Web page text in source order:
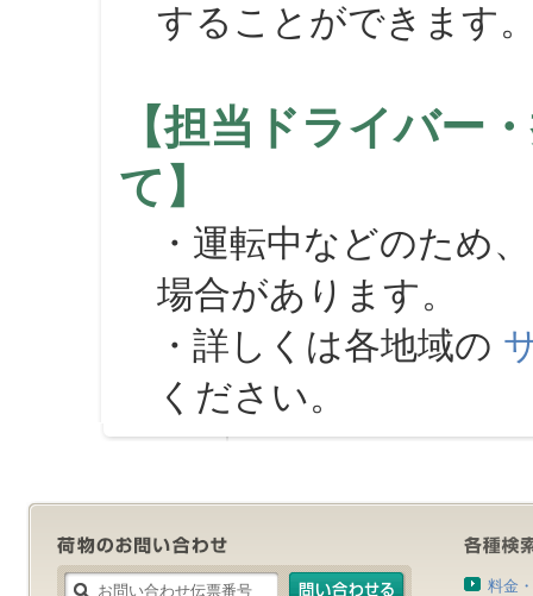
することができます
【担当ドライバー
て】
・運転中などのため
場合があります。
・詳しくは各地域の
ください。
料金